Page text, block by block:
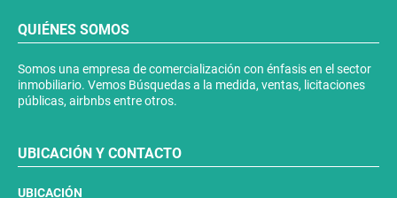
QUIÉNES SOMOS
Somos una empresa de comercialización con énfasis en el sector
inmobiliario. Vemos Búsquedas a la medida, ventas, licitaciones
públicas, airbnbs entre otros.